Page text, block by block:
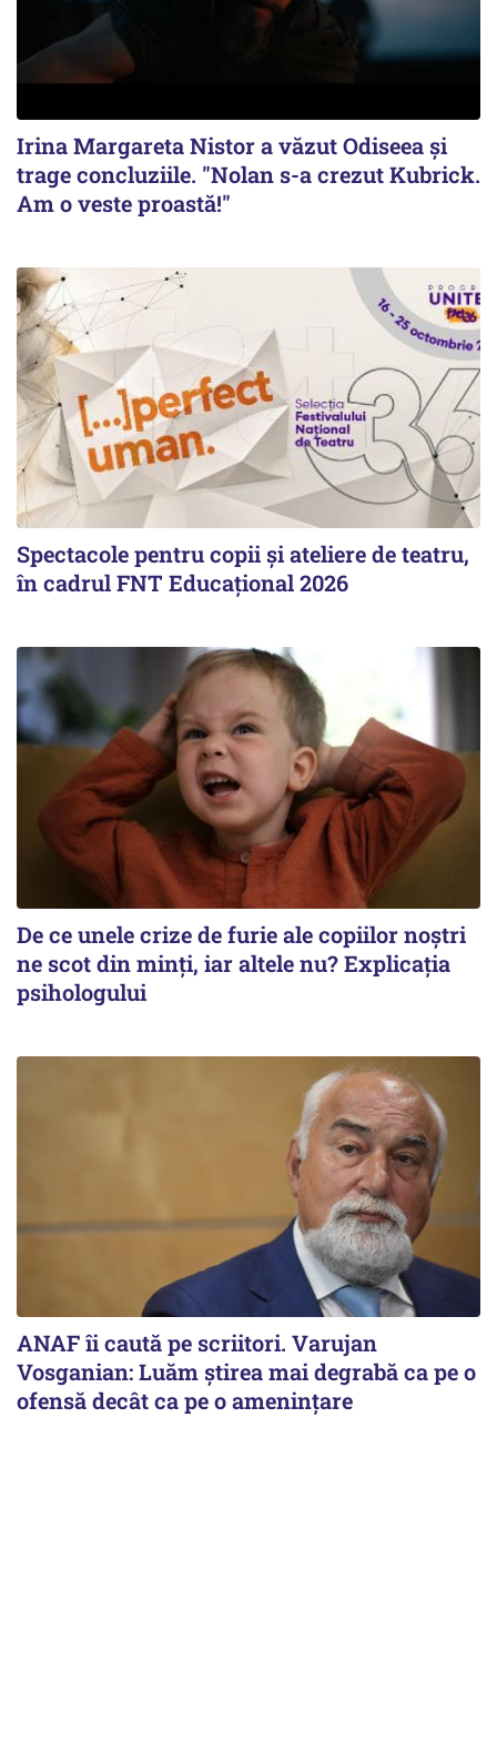
Irina Margareta Nistor a văzut Odiseea şi
trage concluziile. "Nolan s-a crezut Kubrick.
Am o veste proastă!"
Spectacole pentru copii și ateliere de teatru,
în cadrul FNT Educațional 2026
De ce unele crize de furie ale copiilor noștri
ne scot din minți, iar altele nu? Explicația
psihologului
ANAF îi caută pe scriitori. Varujan
Vosganian: Luăm știrea mai degrabă ca pe o
ofensă decât ca pe o amenințare